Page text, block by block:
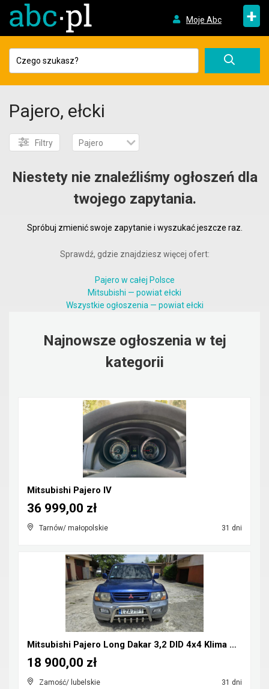
Moje Abc +
Pajero, ełcki
Filtry Pajero
Niestety nie znaleźliśmy ogłoszeń dla
twojego zapytania.
Spróbuj zmienić swoje zapytanie i wyszukać jeszcze raz.
Sprawdź, gdzie znajdziesz więcej ofert:
Pajero w całej Polsce
Mitsubishi — powiat ełcki
Wszystkie ogłoszenia — powiat ełcki
Najnowsze ogłoszenia w tej
kategorii
Mitsubishi Pajero IV
Tarnów/ małopolskie 31 dni
36 999,00 zł
Mitsubishi Pajero Long Dakar 3,2 DID 4x4 Klima CB-...
Zamość/ lubelskie 31 dni
18 900,00 zł